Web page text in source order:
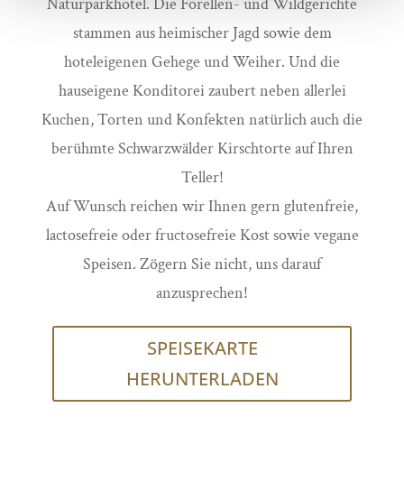
stammen aus heimischer Jagd sowie dem
hoteleigenen Gehege und Weiher. Und die
hauseigene Konditorei zaubert neben allerlei
Kuchen, Torten und Konfekten natürlich auch die
berühmte Schwarzwälder Kirschtorte auf Ihren
Teller!
Auf Wunsch reichen wir Ihnen gern glutenfreie,
lactosefreie oder fructosefreie Kost sowie vegane
Speisen. Zögern Sie nicht, uns darauf
anzusprechen!
SPEISEKARTE
HERUNTERLADEN